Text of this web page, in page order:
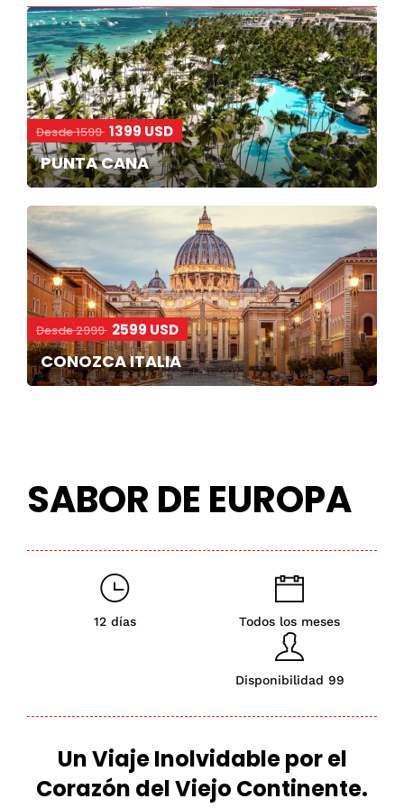
Desde 1599 1399 USD
PUNTA CANA
Desde 2999 2599 USD
CONOZCA ITALIA
SABOR DE EUROPA
12 días Todos los meses
Disponibilidad 99
Un Viaje Inolvidable por el
Corazón del Viejo Continente.